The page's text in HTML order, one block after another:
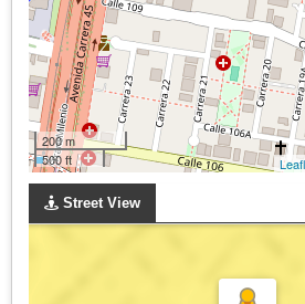
200 m
500 ft
Street View